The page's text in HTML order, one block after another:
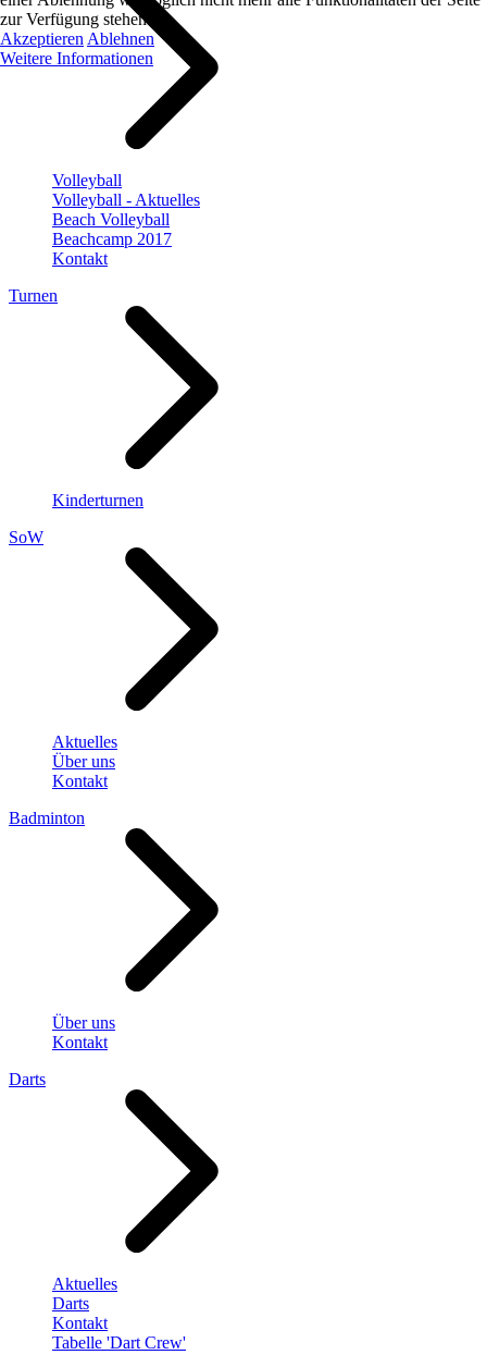
Volleyball
Volleyball - Aktuelles
Beach Volleyball
Beachcamp 2017
Kontakt
Turnen
Kinderturnen
SoW
Aktuelles
Über uns
Kontakt
Badminton
Über uns
Kontakt
Darts
Aktuelles
Darts
Kontakt
Tabelle 'Dart Crew'
zur Verfügung stehen.
Akzeptieren Ablehnen
Weitere Informationen